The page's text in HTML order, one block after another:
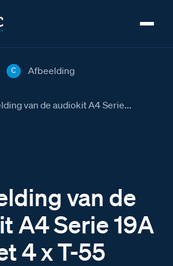
van de audiokit A4 Serie...
C Afbeelding
van de
A4 Serie 19A
4 x T-55